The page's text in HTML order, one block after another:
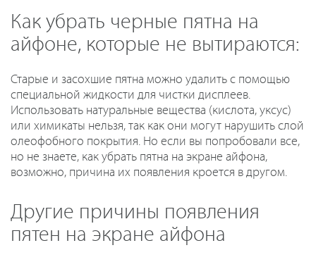
Как убрать черные пятна на
айфоне, которые не вытираются:
Старые и засохшие пятна можно удалить с помощью
специальной жидкости для чистки дисплеев.
Использовать натуральные вещества (кислота, уксус)
или химикаты нельзя, так как они могут нарушить слой
олеофобного покрытия. Но если вы попробовали все,
но не знаете, как убрать пятна на экране айфона,
возможно, причина их появления кроется в другом.
Другие причины появления
пятен на экране айфона